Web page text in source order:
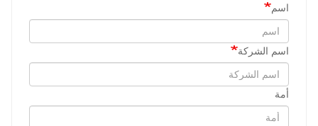
اسم
اسم الشركة
أمة